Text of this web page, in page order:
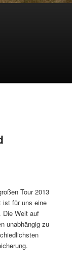
Tour 2013
ist für uns eine
Die Welt auf
unabhängig zu